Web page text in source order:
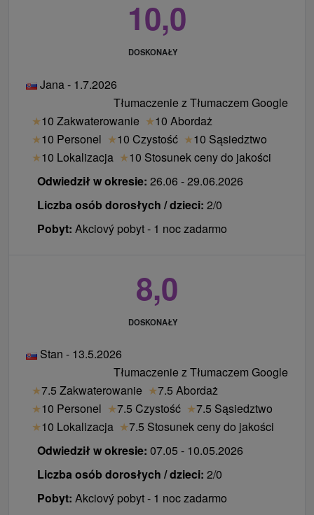
10,0
DOSKONAŁY
Jana - 1.7.2026
Tłumaczenie z Tłumaczem Google
★10 Zakwaterowanie ★10 Abordaż
★10 Personel ★10 Czystość ★10 Sąsiedztwo
★10 Lokalizacja ★10 Stosunek ceny do jakości
Odwiedził w okresie: 26.06 - 29.06.2026
Liczba osób dorosłych / dzieci: 2/0
Pobyt: Akciový pobyt - 1 noc zadarmo
8,0
DOSKONAŁY
Stan - 13.5.2026
Tłumaczenie z Tłumaczem Google
★7.5 Zakwaterowanie ★7.5 Abordaż
★10 Personel ★7.5 Czystość ★7.5 Sąsiedztwo
★10 Lokalizacja ★7.5 Stosunek ceny do jakości
Odwiedził w okresie: 07.05 - 10.05.2026
Liczba osób dorosłych / dzieci: 2/0
Pobyt: Akciový pobyt - 1 noc zadarmo